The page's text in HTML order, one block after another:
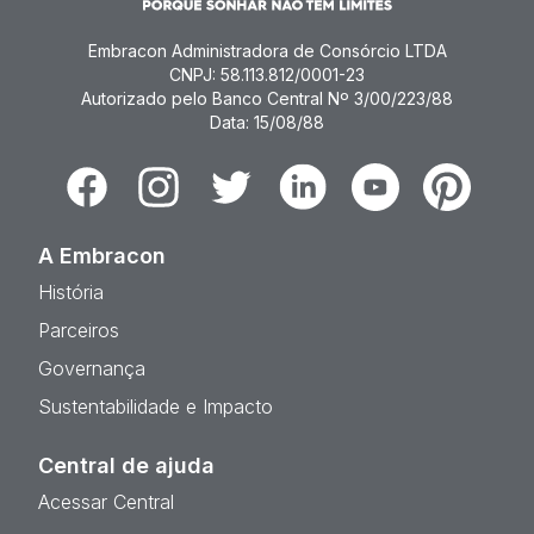
Embracon Administradora de Consórcio LTDA
CNPJ: 58.113.812/0001-23
Autorizado pelo Banco Central Nº 3/00/223/88
Data: 15/08/88
FacebookInstagramTwitter LinkedinYoutubePinterest
A Embracon
História
Parceiros
Governança
Sustentabilidade e Impacto
Central de ajuda
Acessar Central